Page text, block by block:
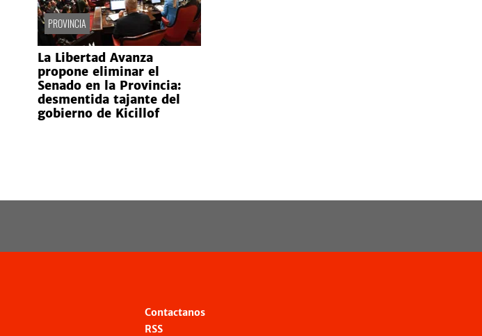
PROVINCIA
La Libertad Avanza
propone eliminar el
Senado en la Provincia:
desmentida tajante del
gobierno de Kicillof
Contactanos
RSS